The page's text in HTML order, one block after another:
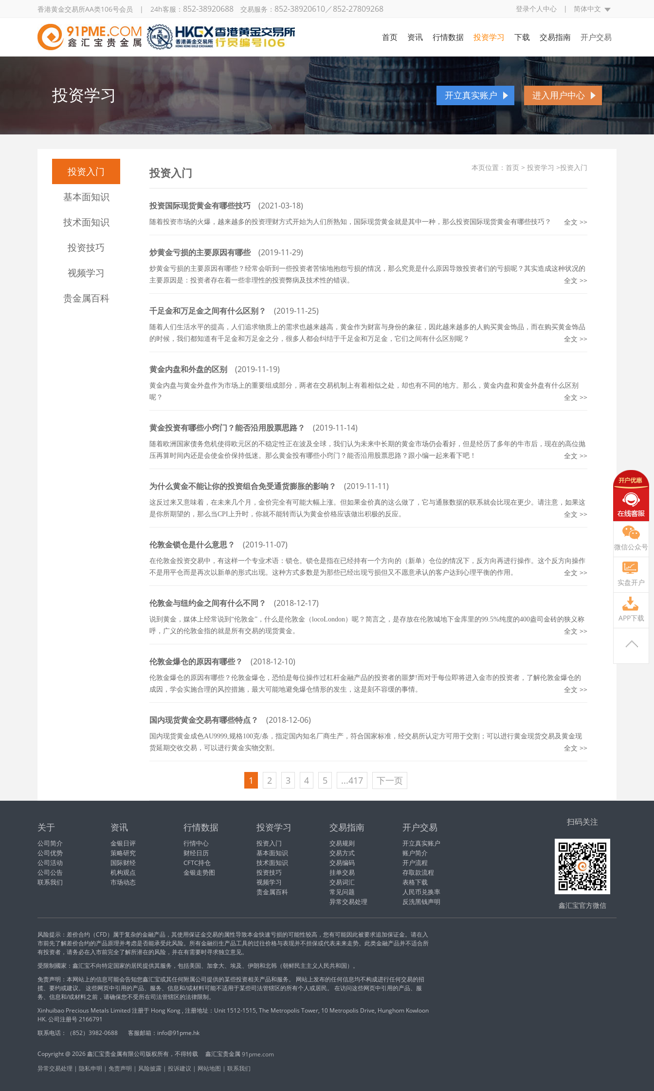
微信公众号
实盘开户
APP下载
香港黄金交易所AA类106号会员 | 24h客服： 852-38920688 交易服务： 852-38920610／852-27809268 简体中文
登录个人中心 |
首页 资讯
金银日评
策略研究
机构观点
行情数据
行情中心
财经日历
金银走势图
投资学习
投资入门
基本面知识
技术面知识
投资技巧
贵金属百科
下载 交易指南
交易规则
交易方式
交易编码
挂单交易
常见问题
开户交易
开立真实账户
账户简介
开户流程
人民币兑换率
投资学习 开立真实账户 进入用户中心
投资入门
基本面知识
技术面知识
投资技巧
视频学习
贵金属百科
本页位置： 首页 > 投资学习 >投资入门
投资入门
投资国际现货黄金有哪些技巧 (2021-03-18)
随着投资市场的火爆，越来越多的投资理财方式开始为人们所熟知，国际现货黄金就是其中一种，那么投资国际现货黄金有哪些技巧？ 全文 >>
炒黄金亏损的主要原因有哪些 (2019-11-29)
炒黄金亏损的主要原因有哪些？经常会听到一些投资者苦恼地抱怨亏损的情况，那么究竟是什么原因导致投资者们的亏损呢？其实造成这种状况的
主要原因是：投资者存在着一些非理性的投资弊病及技术性的错误。
全文 >>
千足金和万足金之间有什么区别？ (2019-11-25)
随着人们生活水平的提高，人们追求物质上的需求也越来越高，黄金作为财富与身份的象征，因此越来越多的人购买黄金饰品，而在购买黄金饰品
的时候，我们都知道有千足金和万足金之分，很多人都会纠结于千足金和万足金，它们之间有什么区别呢？
全文 >>
黄金内盘和外盘的区别 (2019-11-19)
黄金内盘与黄金外盘作为市场上的重要组成部分，两者在交易机制上有着相似之处，却也有不同的地方。那么，黄金内盘和黄金外盘有什么区别
呢？
全文 >>
黄金投资有哪些小窍门？能否沿用股票思路？ (2019-11-14)
​随着欧洲国家债务危机使得欧元区的不稳定性正在波及全球，我们认为未来中长期的黄金市场仍会看好，但是经历了多年的牛市后，现在的高位抛
压再算时间内还是会使金价保持低迷。那么黄金投有哪些小窍门？能否沿用股票思路？跟小编一起来看下吧！
全文 >>
为什么黄金不能让你的投资组合免受通货膨胀的影响？ (2019-11-11)
这反过来又意味着，在未来几个月，金价完全有可能大幅上涨。但如果金价真的这么做了，它与通胀数据的联系就会比现在更少。请注意，如果这
是你所期望的，那么当CPI上升时，你就不能转而认为黄金价格应该做出积极的反应。
全文 >>
伦敦金锁仓是什么意思？ (2019-11-07)
在伦敦金投资交易中，有这样一个专业术语：锁仓。锁仓是指在已经持有一个方向的（新单）仓位的情况下，反方向再进行操作。这个反方向操作
不是用平仓而是再次以新单的形式出现。这种方式多数是为那些已经出现亏损但又不愿意承认的客户达到心理平衡的作用。
全文 >>
伦敦金与纽约金之间有什么不同？ (2018-12-17)
说到黄金，媒体上经常说到“伦敦金”，什么是伦敦金（locoLondon）呢？简言之，是存放在伦敦城地下金库里的99.5%纯度的400盎司金砖的狭义称
呼，广义的伦敦金指的就是所有交易的现货黄金。
全文 >>
伦敦金爆仓的原因有哪些？ (2018-12-10)
伦敦金爆仓的原因有哪些？伦敦金爆仓，恐怕是每位操作过杠杆金融产品的投资者的噩梦!而对于每位即将进入金市的投资者，了解伦敦金爆仓的
成因，学会实施合理的风控措施，最大可能地避免爆仓情形的发生，这是刻不容缓的事情。
全文 >>
国内现货黄金交易有哪些特点？ (2018-12-06)
国内现货黄金成色AU9999,规格100克/条，指定国内知名厂商生产，符合国家标准，经交易所认定方可用于交割；可以进行黄金现货交易及黄金现
货延期交收交易，可以进行黄金实物交割。
全文 >>
1 2 3 4 5 ...417 下一页
扫码关注
鑫汇宝官方微信
关于
公司简介
公司优势
公司活动
公司公告
联系我们
资讯
金银日评
策略研究
国际财经
机构观点
市场动态
行情数据
行情中心
财经日历
CFTC持仓
金银走势图
投资学习
投资入门
基本面知识
技术面知识
投资技巧
视频学习
贵金属百科
交易指南
交易规则
交易方式
交易编码
挂单交易
交易词汇
常见问题
异常交易处理
开户交易
开立真实账户
账户简介
开户流程
存取款流程
表格下载
人民币兑换率
反洗黑钱声明
风险提示：差价合约（CFD）属于复杂的金融产品，其使用保证金交易的属性导致本金快速亏损的可能性较高，您有可能因此被要求追加保证金。请在入
市前先了解差价合约的产品原理并考虑是否能承受此风险。所有金融衍生产品工具的过往价格与表现并不担保或代表未来走势。此类金融产品并不适合所
有投资者，请务必在入市前完全了解所潜在的风险，并在有需要时寻求独立意见。
受限制國家：鑫汇宝不向特定国家的居民提供其服务，包括美国、加拿大、埃及、伊朗和北韩（朝鲜民主主义人民共和国）。
免责声明：本网站上的信息可能会告知您鑫汇宝或其任何附属公司提供的某些投资相关产品和服务。 网站上发布的任何信息均不构成进行任何交易的招
揽、要约或建议。 这些网页中引用的产品、服务、信息和/或材料可能不适用于某些司法管辖区的所有个人或居民。 在访问这些网页中引用的产品、服
务、信息和/或材料之前，请确保您不受所在司法管辖区的法律限制。
Xinhuibao Precious Metals Limited 注册于 Hong Kong , 注册地址：Unit 1512-1515, The Metropolis Tower, 10 Metropolis Drive, Hunghom Kowloon
HK. 公司注册号 2166791
联系电话：（852）3982-0688 客服邮箱：info@91pme.hk
Copyright @ 2026 鑫汇宝贵金属有限公司版权所有，不得转载 鑫汇宝贵金属91pme.com
异常交易处理 | 隐私申明 | 免责声明 | 风险披露 | 投诉建议 | 网站地图 | 联系我们